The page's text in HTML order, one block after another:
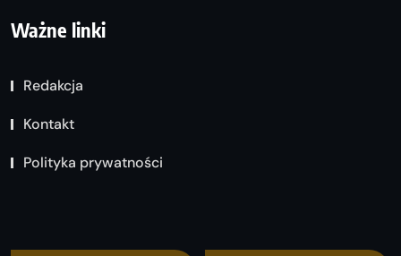
Ważne linki
Redakcja
Kontakt
Polityka prywatności